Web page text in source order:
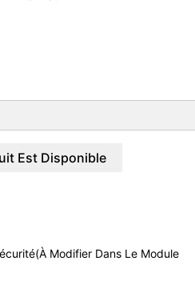
Est Disponible
(à Modifier Dans Le Module